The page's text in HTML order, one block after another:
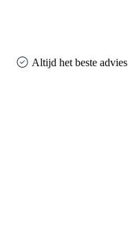
Altijd het beste advies